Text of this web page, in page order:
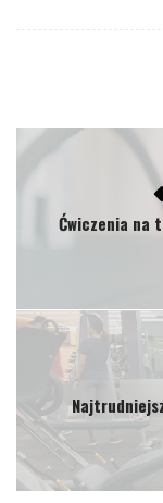
Ćwiczenia na